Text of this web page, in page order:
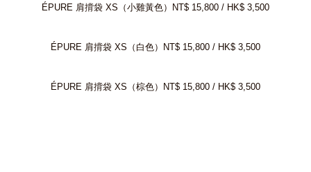
ÉPURE 肩揹袋 XS（小雞黃色）NT$ 15,800 / HK$ 3,500
ÉPURE 肩揹袋 XS（白色）NT$ 15,800 / HK$ 3,500
ÉPURE 肩揹袋 XS（棕色）NT$ 15,800 / HK$ 3,500